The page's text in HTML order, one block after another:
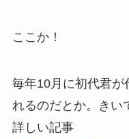
ここか！
毎年10月に初代君
れるのだとか。きい
詳しい記事